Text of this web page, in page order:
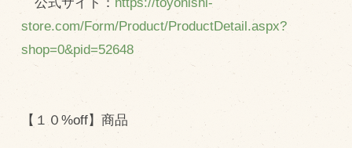
store.com/Form/Product/ProductDetail.aspx?
shop=0&pid=52648
【１０%off】商品